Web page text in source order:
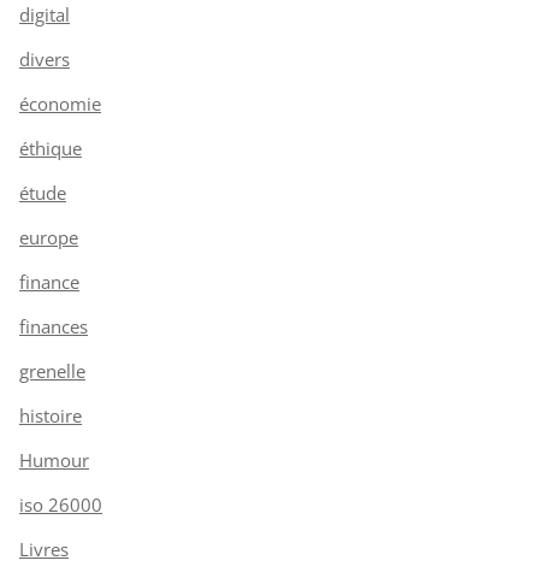
digital
divers
économie
éthique
étude
europe
finance
finances
grenelle
histoire
Humour
iso 26000
Livres